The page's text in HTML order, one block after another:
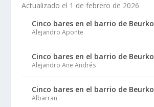
Actualizado el 1 de febrero de 2026
Cinco bares en el barrio de Beurko
Alejandro Aponte
Cinco bares en el barrio de Beurko
Alejandro Ane Andrés
Cinco bares en el barrio de Beurko
Albarran